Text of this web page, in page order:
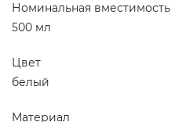
Номинальная вместимость
500 мл
Цвет
белый
Материал